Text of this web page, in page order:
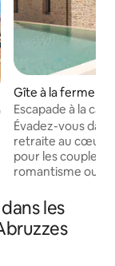
sur la
Gîte à la ferme ⋅
o
Escapade à la
jacuzzi
Évadez-vous
retraite au cœur
pour les couples
romantisme ou
entre la mer et
maison offre un
époustouflant. Profitez d'équipements
les